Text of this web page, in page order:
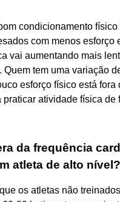
condicionamento físico
com menos esforço
vai aumentando mais
Quem tem uma variação
esforço físico está fora
praticar atividade física de
da frequência
atleta de alto nível?
os atletas não